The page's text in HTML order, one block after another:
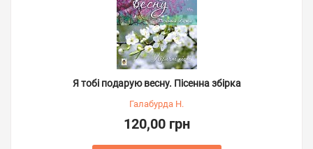
Я тобі подарую весну. Пісенна збірка
Галабурда Н.
120,00 грн